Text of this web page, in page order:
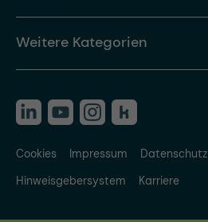
Weitere Kategorien
Cookies Impressum
Datenschutz
Hinweisgebersystem
Karriere